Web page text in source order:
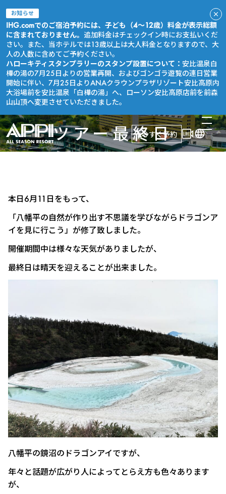
お知らせ
IHG.comでのご宿泊予約には、子ども（4～12歳）料金が表示総額
に含まれておりません。 追加料金はチェックイン時にお支払いくだ
さい。また、当ホテルでは13歳以上は大人料金となりますので、大
人の人数に含めてご予約ください。
ハローキティスタンプラリーのスタンプ設置について： 安比温泉白
樺の湯の7月25日よりの営業再開、およびゴンゴラ遊覧の連日営業
開始に伴い、7月25日よりANAクラウンプラザリゾート安比高原内
大浴場前を安比温泉「白樺の湯」へ、ローソン安比高原店前を前森
山山頂へ変更させていただきました。
今すぐ予約
ツアー最終日
本日6月11日をもって、
「八幡平の自然が作り出す不思議を学びながらドラゴンア
イを見に行こう」が修了致しました。
開催期間中は様々な天気がありましたが、
最終日は晴天を迎えることが出来ました。
八幡平の鏡沼のドラゴンアイですが、
年々と話題が広がり人によってとらえ方も色々あります
が、